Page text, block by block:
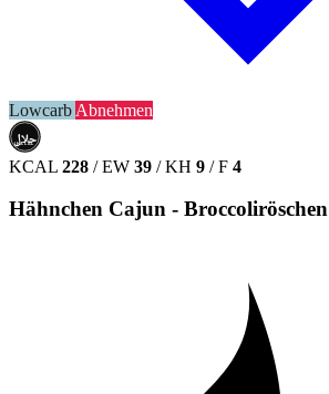
Lowcarb Abnehmen
حلال
HALAL
KCAL 228 / EW 39 / KH 9 / F 4
Hähnchen Cajun - Broccoliröschen